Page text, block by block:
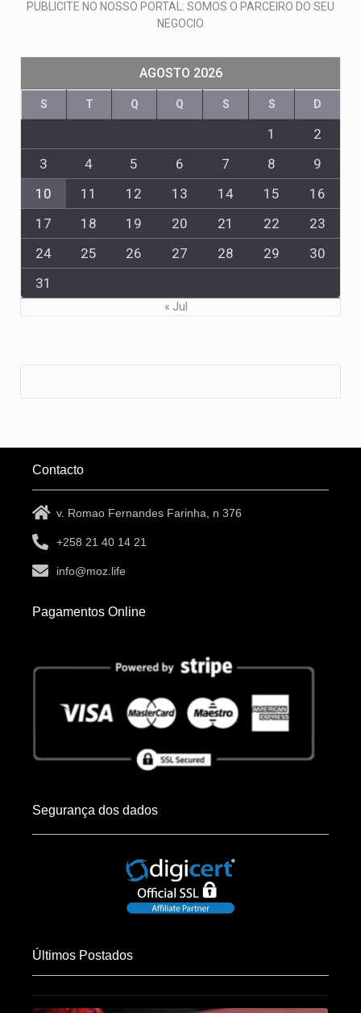
PUBLICITE NO NOSSO PORTAL: SOMOS O PARCEIRO DO SEU
NEGOCIO
AGOSTO 2026
S T Q Q S S D
1
2
3
4 5 6 7 8
9
10
11 12 13 14 15
16
17
18 19 20 21 22
23
24
25 26 27 28 29
30
31
« Jul
Contacto
v. Romao Fernandes Farinha, n 376
+258 21 40 14 21
info@moz.life
Pagamentos Online
Segurança dos dados
Últimos Postados